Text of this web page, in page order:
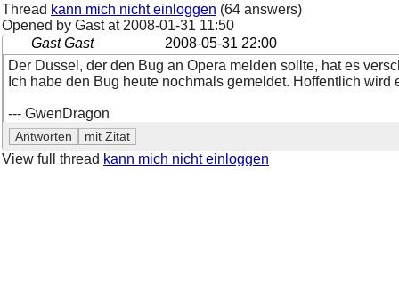
Thread kann mich nicht einloggen (64 answers)
Opened by Gast at 2008-01-31 11:50
Gast Gast
2008-05-31 22:00
Der Dussel, der den Bug an Opera melden sollte, hat es
Ich habe den Bug heute nochmals gemeldet. Hoffentlich wird
--- GwenDragon
View full thread kann mich nicht einloggen